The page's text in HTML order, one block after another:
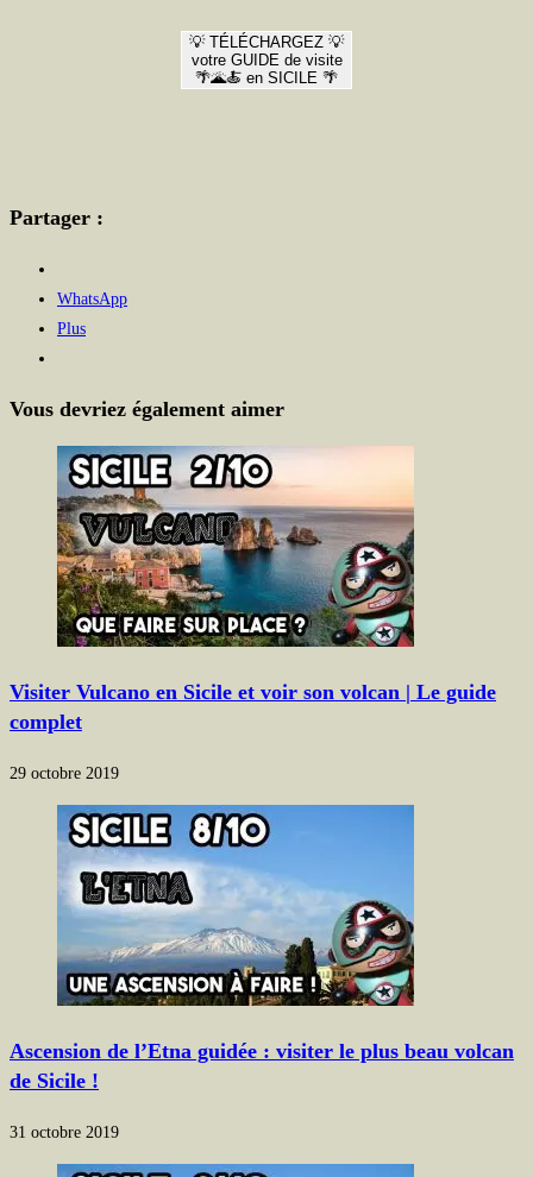
💡 TÉLÉCHARGEZ 💡
votre GUIDE de visite
🌴🌋🍝 en SICILE 🌴
Partager :
WhatsApp
Plus
Vous devriez également aimer
Visiter Vulcano en Sicile et voir son volcan | Le guide
complet
29 octobre 2019
Ascension de l’Etna guidée : visiter le plus beau volcan
de Sicile !
31 octobre 2019